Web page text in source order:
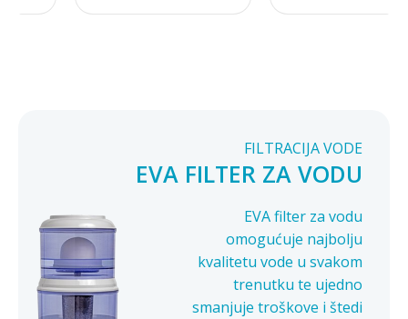
FILTRACIJA VODE
EVA FILTER ZA VODU
EVA filter za vodu
omogućuje najbolju
kvalitetu vode u svakom
trenutku te ujedno
smanjuje troškove i štedi